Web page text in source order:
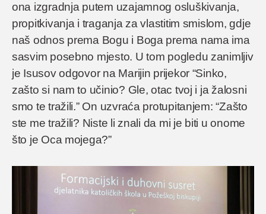
ona izgradnja putem uzajamnog osluškivanja,
propitkivanja i traganja za vlastitim smislom, gdje
naš odnos prema Bogu i Boga prema nama ima
sasvim posebno mjesto. U tom pogledu zanimljiv
je Isusov odgovor na Marijin prijekor “Sinko,
zašto si nam to učinio? Gle, otac tvoj i ja žalosni
smo te tražili.” On uzvraća protupitanjem: “Zašto
ste me tražili? Niste li znali da mi je biti u onome
što je Oca mojega?”